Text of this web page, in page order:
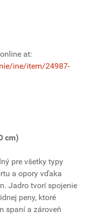
at:
ine/item/24987-
cm)
pre všetky typy
a opory vďaka
Jadro tvorí spojenie
peny, ktoré
spaní a zároveň